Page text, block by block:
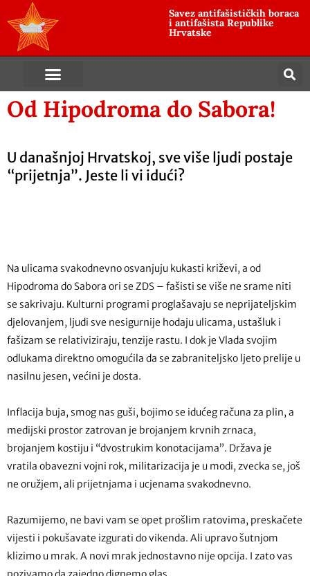
Savez antifašističkih boraca
i antifašista Republike
Hrvatske
Od Hipodroma do Sabora!
U današnjoj Hrvatskoj, sve više ljudi postaje
“prijetnja”. Jeste li vi idući?
Na ulicama svakodnevno osvanjuju kukasti križevi, a od
Hipodroma do Sabora ori se ZDS – fašisti se više ne srame niti
se sakrivaju. Kulturni programi proglašavaju se neprijateljskim
djelovanjem, ljudi sve nesigurnije hodaju ulicama, ustašluk i
fašizam se relativiziraju, tenzije rastu. I dok je Vlada svojim
odlukama direktno omogućila da se zabraniteljsko ljeto prelije u
nasilnu jesen, većini je dosta.
Inflacija buja, smog nas guši, bojimo se idućeg računa za plin, a
medijski prostor zatrovan je brojanjem krvnih zrnaca,
brojanjem kostiju i “dvostrukim konotacijama”. Država je
vratila obavezni vojni rok, militarizacija je u modi, zvecka se, još
ne oružjem, ali prijetnjama i ucjenama svakodnevno.
Razumijemo, ne bavi vam se opet prošlim ratovima, preskačete
vijesti i pokušavate izgurati do vikenda. Ali upravo šutnjom
klizimo u mrak. A novi mrak jednostavno nije opcija. I zato vas